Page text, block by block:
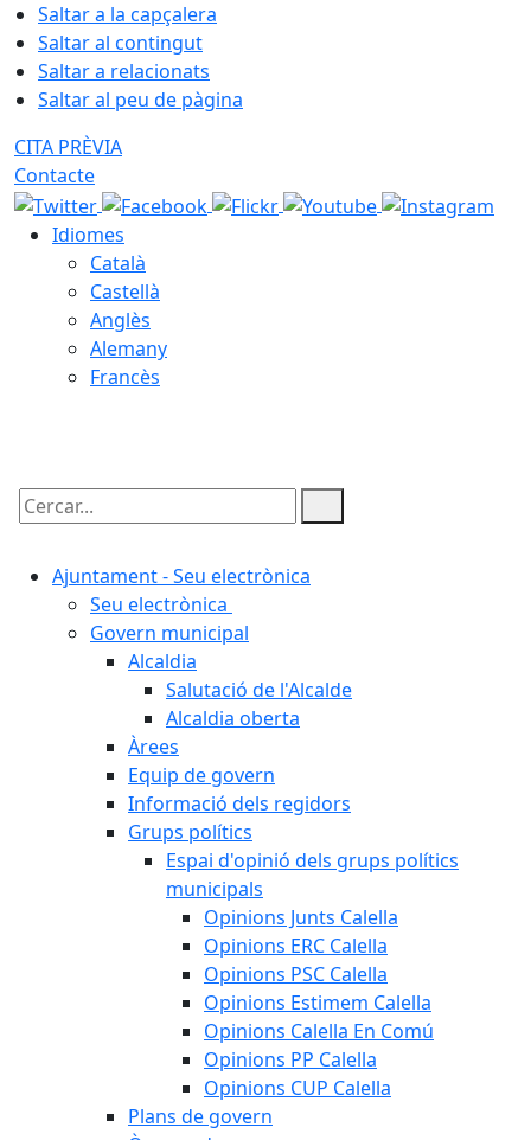
Saltar a la capçalera
Saltar al contingut
Saltar a relacionats
Saltar al peu de pàgina
CITA PRÈVIA
Contacte
Idiomes
Català
Castellà
Anglès
Alemany
Francès
Cercar:
Ajuntament - Seu electrònica
Seu electrònica
Govern municipal
Alcaldia
Salutació de l'Alcalde
Alcaldia oberta
Àrees
Equip de govern
Informació dels regidors
Grups polítics
Espai d'opinió dels grups polítics
municipals
Opinions Junts Calella
Opinions ERC Calella
Opinions PSC Calella
Opinions Estimem Calella
Opinions Calella En Comú
Opinions PP Calella
Opinions CUP Calella
Plans de govern